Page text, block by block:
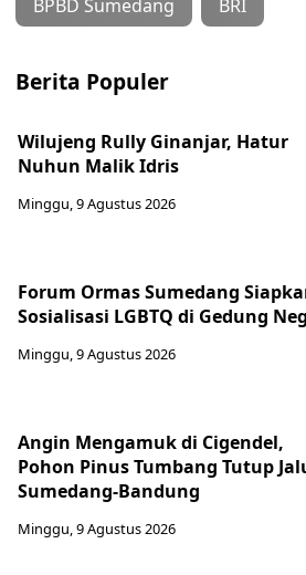
BPBD Sumedang BRI
Berita Populer
Wilujeng Rully Ginanjar, Hatur
Nuhun Malik Idris
Minggu, 9 Agustus 2026
Forum Ormas Sumedang
Sosialisasi LGBTQ di Gedung
Minggu, 9 Agustus 2026
Angin Mengamuk di Cigendel,
Pohon Pinus Tumbang Tutup
Sumedang-Bandung
Minggu, 9 Agustus 2026